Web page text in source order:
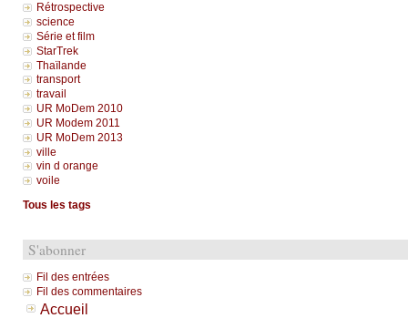
Rétrospective
science
Série et film
StarTrek
Thaïlande
transport
travail
UR MoDem 2010
UR Modem 2011
UR MoDem 2013
ville
vin d orange
voile
Tous les tags
S'abonner
Fil des entrées
Fil des commentaires
Accueil